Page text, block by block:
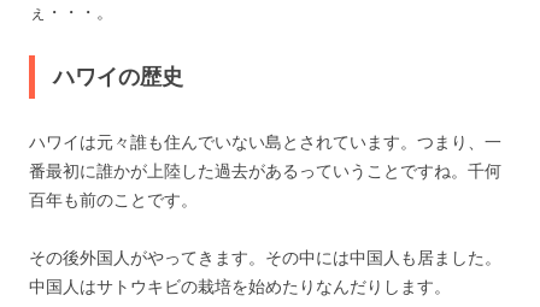
ぇ・・・。
ハワイの歴史
ハワイは元々誰も住んでいない島とされています。つまり、一
番最初に誰かが上陸した過去があるっていうことですね。千何
百年も前のことです。
その後外国人がやってきます。その中には中国人も居ました。
中国人はサトウキビの栽培を始めたりなんだりします。